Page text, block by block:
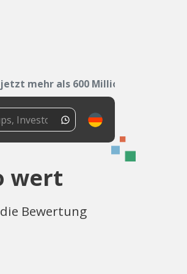
mehr als 600 Millionen...
wert
Bewertung